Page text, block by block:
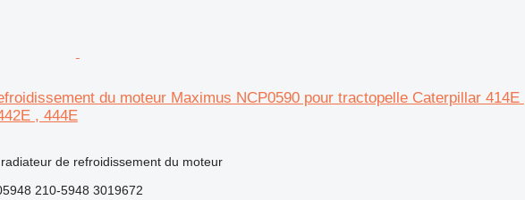
du moteur Maximus NCP0590 pour tractopelle Caterpillar
, 444E
de refroidissement du moteur
210-5948 3019672